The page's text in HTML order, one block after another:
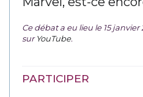
Ce débat a eu lieu le 15 janvier
surYouTube.
PARTICIPER